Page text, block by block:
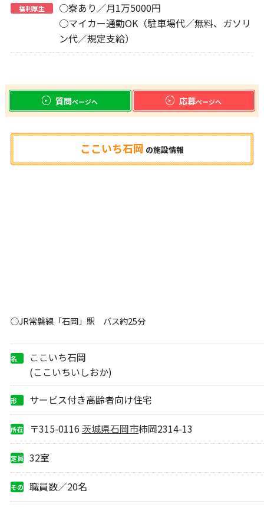
福利厚生
○寮あり／月1万5000円
○マイカー通勤OK（駐車場代／無料、ガソリ
ン代／規定支給）
質問ページへ 応募ページへ
ここいち石岡 の施設情報
○JR常磐線「石岡」駅 バス約25分
名
ここいち石岡
(ここいちいしおか)
形
サービス付き高齢者向け住宅
所在
〒315-0116 茨城県石岡市柿岡2314-13
定員 32室
その
職員数／20名